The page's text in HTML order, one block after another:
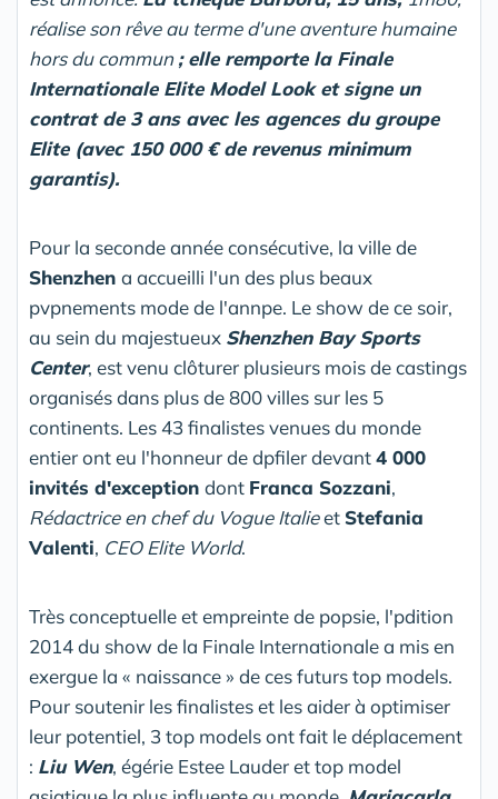
réalise son rêve au terme d'une aventure humaine
hors du commun; elle remporte la Finale
Internationale Elite Model Look et signe un
contrat de 3 ans avec les agences du groupe
Elite (avec 150 000 € de revenus minimum
garantis).
Pour la seconde année consécutive, la ville de
Shenzhen a accueilli l'un des plus beaux
pvpnements mode de l'annpe. Le show de ce soir,
au sein du majestueux Shenzhen Bay Sports
Center, est venu clôturer plusieurs mois de castings
organisés dans plus de 800 villes sur les 5
continents. Les 43 finalistes venues du monde
entier ont eu l'honneur de dpfiler devant4 000
invités d'exception dont Franca Sozzani,
Rédactrice en chef du Vogue ItalieetStefania
Valenti, CEO Elite World.
Très conceptuelle et empreinte de popsie, l'pdition
2014 du show de la Finale Internationale a mis en
exergue la « naissance » de ces futurs top models.
Pour soutenir les finalistes et les aider à optimiser
leur potentiel, 3 top models ont fait le déplacement
: Liu Wen, égérie Estee Lauder et top model